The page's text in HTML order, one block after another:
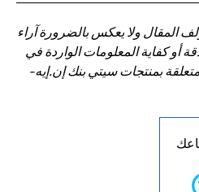
المقال ولا يعكس بالضرورة آراء
أو كفاية المعلومات الواردة في
بمنتجات سيتي بنك إن.إيه-